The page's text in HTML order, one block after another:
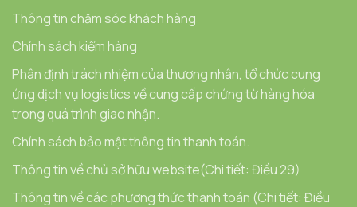
Thông tin chăm sóc khách hàng
Chính sách kiểm hàng
Phân định trách nhiệm của thương nhân, tổ chức cung
ứng dịch vụ logistics về cung cấp chứng từ hàng hóa
trong quá trình giao nhận.
Chính sách bảo mật thông tin thanh toán.
Thông tin về chủ sở hữu website(Chi tiết: Điều 29)
Thông tin về các phương thức thanh toán (Chi tiết: Điều